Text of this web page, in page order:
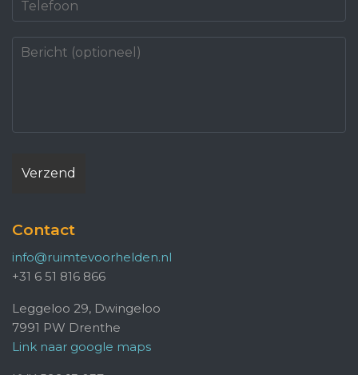
Contact
info@ruimtevoorhelden.nl
+31 6 51 816 866
Leggeloo 29, Dwingeloo
7991 PW Drenthe
Link naar google maps